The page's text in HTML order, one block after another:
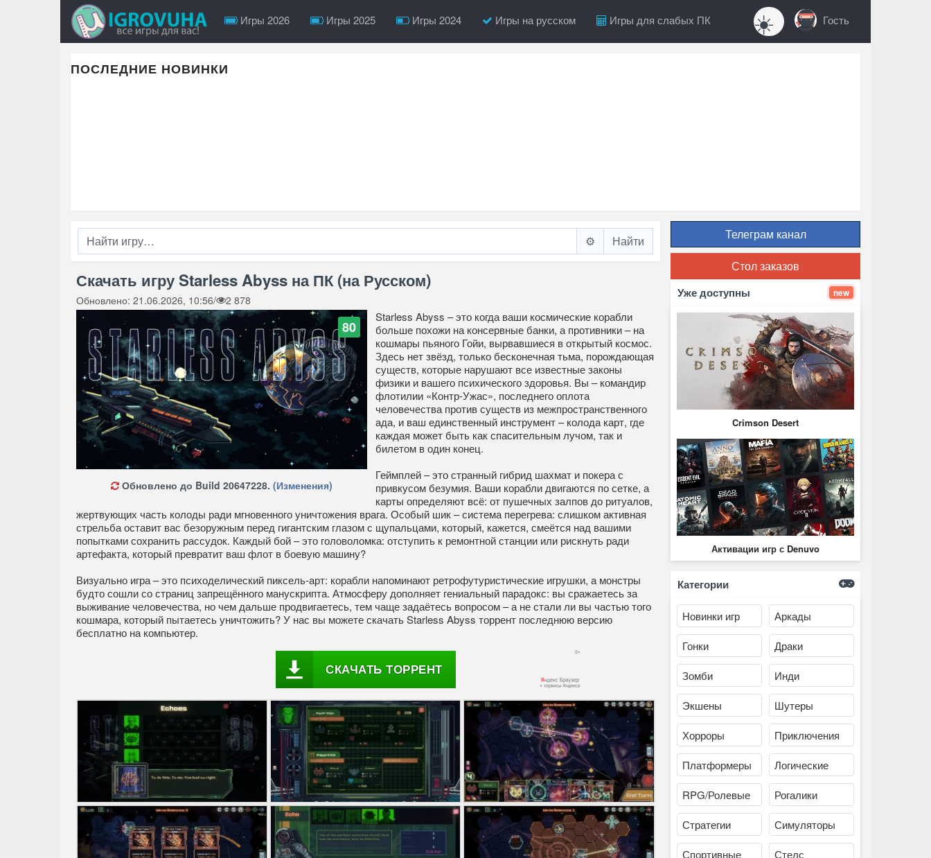
Игры 2026 Игры 2025 Игры 2024 Игры на русском Игры для слабых ПК ☀️ Гость
ПОСЛЕДНИЕ НОВИНКИ
⚙️
Скачать игру Starless Abyss на ПК (на Русском)
Обновлено: 21.06.2026, 10:56/ 2 878
80
Обновлено до Build 20647228. (Изменения)
Starless Abyss – это когда ваши космические корабли
больше похожи на консервные банки, а противники – на
кошмары пьяного Гойи, вырвавшиеся в открытый космос.
Здесь нет звёзд, только бесконечная тьма, порождающая
существ, которые нарушают все известные законы
физики и вашего психического здоровья. Вы – командир
флотилии «Контр-Ужас», последнего оплота
человечества против существ из межпространственного
ада, и ваш единственный инструмент – колода карт, где
каждая может быть как спасительным лучом, так и
билетом в один конец.
Геймплей – это странный гибрид шахмат и покера с
привкусом безумия. Ваши корабли двигаются по сетке, а
карты определяют всё: от пушечных залпов до ритуалов,
жертвующих часть колоды ради мгновенного уничтожения врага. Особый шик – система перегрева: слишком активная
стрельба оставит вас безоружным перед гигантским глазом с щупальцами, который, кажется, смеётся над вашими
попытками сохранить рассудок. Каждый бой – это головоломка: отступить к ремонтной станции или рискнуть ради
артефакта, который превратит ваш флот в боевую машину?
Визуально игра – это психоделический пиксель-арт: корабли напоминают ретрофутуристические игрушки, а монстры
будто сошли со страниц запрещённого манускрипта. Атмосферу дополняет гениальный парадокс: вы сражаетесь за
выживание человечества, но чем дальше продвигаетесь, тем чаще задаётесь вопросом – а не стали ли вы частью того
кошмара, который пытаетесь уничтожить? У нас вы можете скачать Starless Abyss торрент последнюю версию
бесплатно на компьютер.
СКАЧАТЬ ТОРРЕНТ
Телеграм канал
Стол заказов
Уже доступны new
Crimson Desert
Активации игр с Denuvo
Категории
Новинки игр Аркады
Гонки Драки
Зомби Инди
Экшены Шутеры
Хорроры Приключения
Платформеры Логические
RPG/Ролевые Рогалики
Стратегии Симуляторы
Спортивные Стелс